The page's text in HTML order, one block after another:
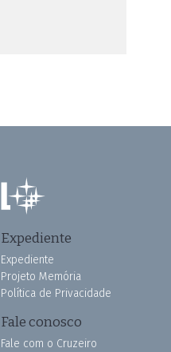
Expediente
Expediente
Projeto Memória
Política de Privacidade
Fale conosco
Fale com o Cruzeiro